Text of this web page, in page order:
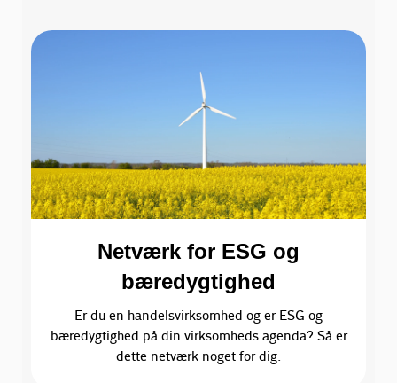
Netværk for ESG og
bæredygtighed
Er du en handelsvirksomhed og er ESG og
bæredygtighed på din virksomheds agenda? Så er
dette netværk noget for dig.